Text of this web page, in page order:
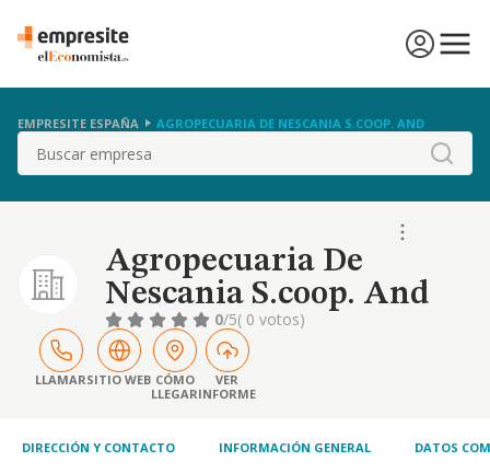
EMPRESITE ESPAÑA AGROPECUARIA DE NESCANIA S.COOP. AND
Buscar
Agropecuaria De
Nescania S.coop. And
0/5( 0 votos)
LLAMARSITIO WEB CÓMO
LLEGAR
VER
INFORME
DIRECCIÓN Y CONTACTO INFORMACIÓN GENERAL DATOS